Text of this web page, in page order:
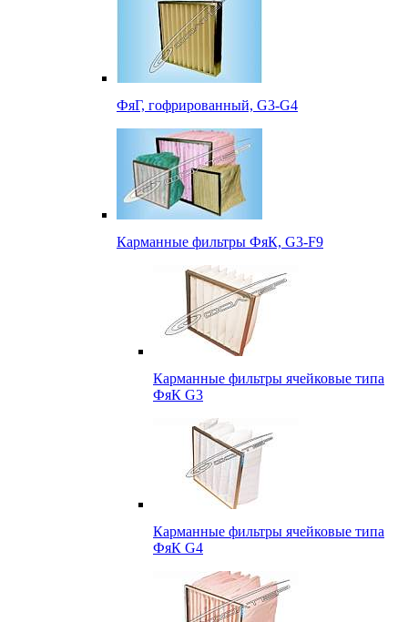
ФяГ, гофрированный, G3-G4
Карманные фильтры ФяК, G3-F9
Карманные фильтры ячейковые типа
ФяК G3
Карманные фильтры ячейковые типа
ФяК G4